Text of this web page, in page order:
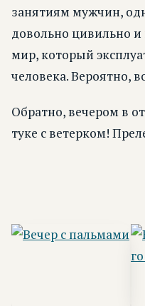
занятиям мужчин,
довольно цивильно и
мир, который
человека. Вероятно,
Обратно, вечером в
туке с ветерком!